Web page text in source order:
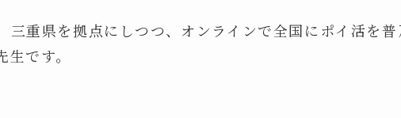
三重県を拠点にしつつ、オンラインで全国にポイ活を
です。